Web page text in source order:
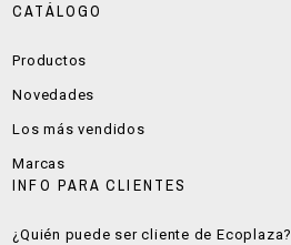
CATÁLOGO
Productos
Novedades
Los más vendidos
Marcas
INFO PARA CLIENTES
¿Quién puede ser cliente de Ecoplaza?